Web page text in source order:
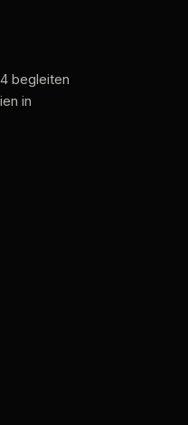
begleiten
in